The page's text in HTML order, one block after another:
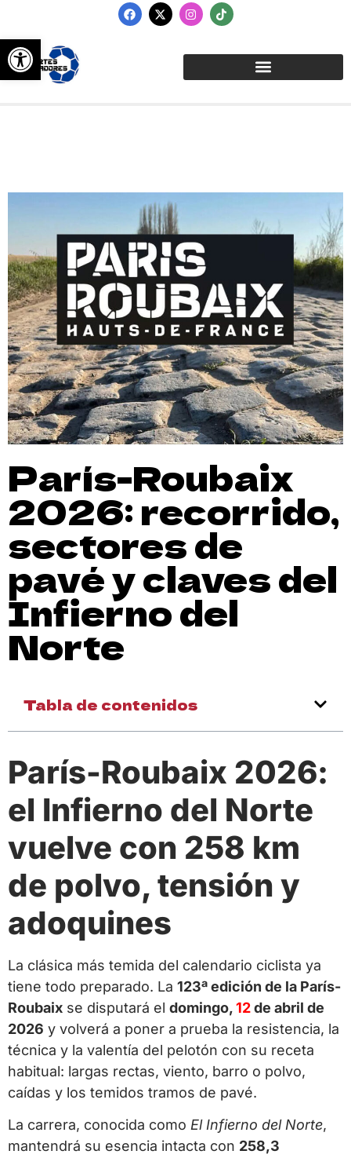
Abrir barra de herramientas
París-Roubaix
2026: recorrido,
sectores de
pavé y claves del
Infierno del
Norte
Tabla de contenidos
París-Roubaix 2026:
el Infierno del Norte
vuelve con 258 km
de polvo, tensión y
adoquines
La clásica más temida del calendario ciclista ya
tiene todo preparado. La 123ª edición de la París-
Roubaix se disputará el domingo,12de abril de
2026 y volverá a poner a prueba la resistencia, la
técnica y la valentía del pelotón con su receta
habitual: largas rectas, viento, barro o polvo,
caídas y los temidos tramos de pavé.
La carrera, conocida como El Infierno del Norte,
mantendrá su esencia intacta con 258,3